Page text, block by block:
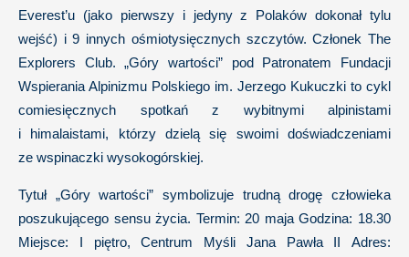
Everest’u (jako pierwszy i jedyny z Polaków dokonał tylu
wejść) i 9 innych ośmiotysięcznych szczytów. Członek The
Explorers Club. „Góry wartości” pod Patronatem Fundacji
Wspierania Alpinizmu Polskiego im. Jerzego Kukuczki to cykl
comiesięcznych spotkań z wybitnymi alpinistami
i himalaistami, którzy dzielą się swoimi doświadczeniami
ze wspinaczki wysokogórskiej.
Tytuł „Góry wartości” symbolizuje trudną drogę człowieka
poszukującego sensu życia. Termin: 20 maja Godzina: 18.30
Miejsce: I piętro, Centrum Myśli Jana Pawła II Adres: